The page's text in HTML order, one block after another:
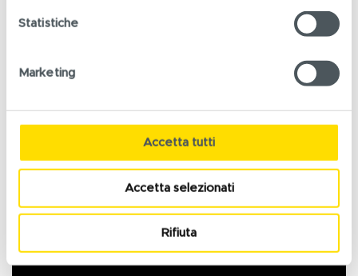
Statistiche
Marketing
Accetta tutti
Accetta selezionati
Rifiuta
mediante la
pratica regolare di esercizi motori.